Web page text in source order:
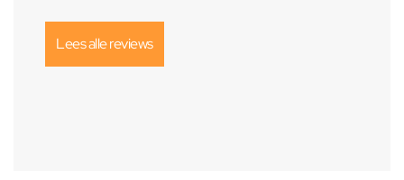
Lees alle reviews